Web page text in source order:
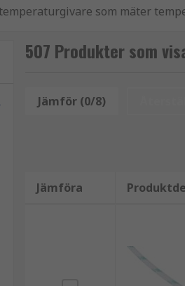
som mäter
används för att
507 Produkter som
Jämför (0/8)
Jämföra